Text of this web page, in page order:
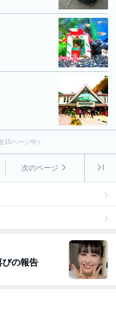
15ページ中）
次のページ
びの報告